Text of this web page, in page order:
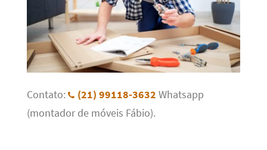
Contato: (21) 99118-3632 Whatsapp
(montador de móveis Fábio).